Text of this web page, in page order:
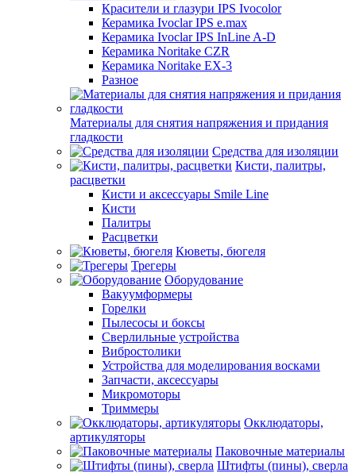
Красители и глазури IPS Ivocolor
Керамика Ivoclar IPS e.max
Керамика Ivoclar IPS InLine A-D
Керамика Noritake CZR
Керамика Noritake EX-3
Разное
Материалы для снятия напряжения и придания
гладкости
Средства для изоляции
Кисти, палитры,
расцветки
Кисти и аксессуары Smile Line
Кисти
Палитры
Расцветки
Кюветы, бюгеля
Трегеры
Оборудование
Вакуумформеры
Горелки
Пылесосы и боксы
Сверлильные устройства
Вибростолики
Устройства для моделирования восками
Запчасти, аксессуары
Микромоторы
Триммеры
Окклюдаторы,
артикуляторы
Паковочные материалы
Штифты (пины), сверла